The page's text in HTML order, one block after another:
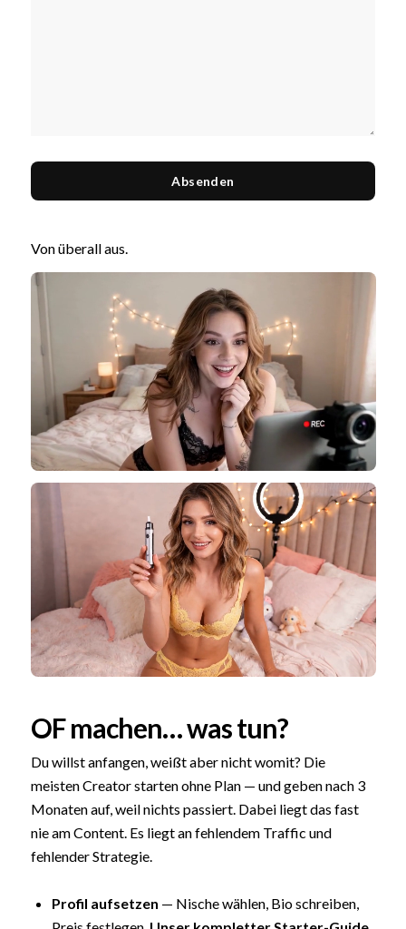
Absenden
Von überall aus.
OF machen… was tun?
Du willst anfangen, weißt aber nicht womit? Die
meisten Creator starten ohne Plan — und geben nach 3
Monaten auf, weil nichts passiert. Dabei liegt das fast
nie am Content. Es liegt an fehlendem Traffic und
fehlender Strategie.
Profil aufsetzen — Nische wählen, Bio schreiben,